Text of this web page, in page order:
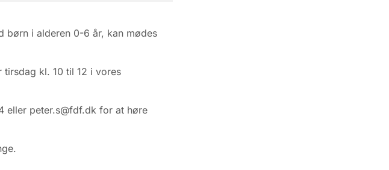
børn i alderen 0-6 år, kan mødes
kl. 10 til 12 i vores
eller peter.s@fdf.dk for at høre